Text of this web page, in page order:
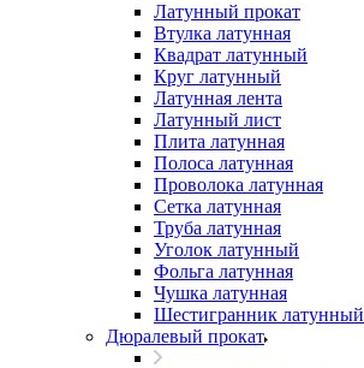
Латунный прокат
Втулка латунная
Квадрат латунный
Круг латунный
Латунная лента
Латунный лист
Плита латунная
Полоса латунная
Проволока латунная
Сетка латунная
Труба латунная
Уголок латунный
Фольга латунная
Чушка латунная
Шестигранник латунный
Дюралевый прокат